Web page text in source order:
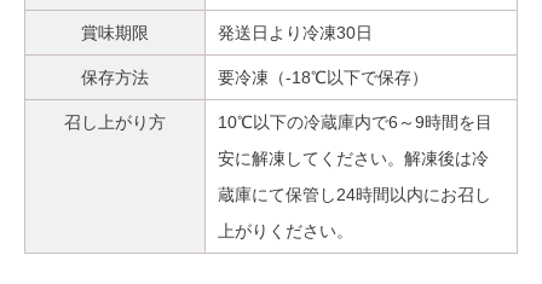
賞味期限 発送日より冷凍30日
保存方法 要冷凍（-18℃以下で保存）
召し上がり方
10℃以下の冷蔵庫内で6～9時間を目
安に解凍してください。解凍後は冷
蔵庫にて保管し24時間以内にお召し
上がりください。